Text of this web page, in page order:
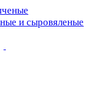
и сыровяленые